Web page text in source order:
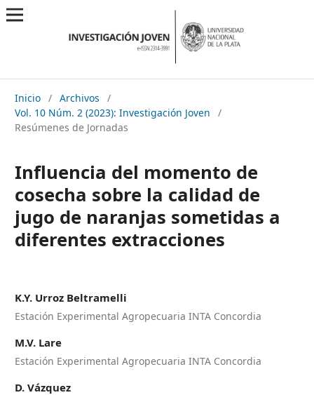
Inicio / Archivos
/
Vol. 10 Núm. 2 (2023): Investigación Joven
/
Resúmenes de Jornadas
Influencia del momento de
cosecha sobre la calidad de
jugo de naranjas sometidas a
diferentes extracciones
K.Y. Urroz Beltramelli
Estación Experimental Agropecuaria INTA Concordia
M.V. Lare
Estación Experimental Agropecuaria INTA Concordia
D. Vázquez